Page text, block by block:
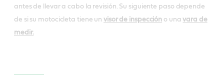
antes de llevar a cabo la revisión. Su siguiente paso depende
de si su motocicleta tiene un visor de inspección o unavara de
medir.